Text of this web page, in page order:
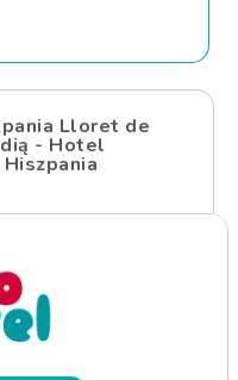
Lloret de
- Hotel